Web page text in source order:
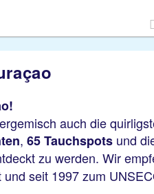
auch die
, 65 Tauchspots und
zu werden. Wir
seit 1997 zum